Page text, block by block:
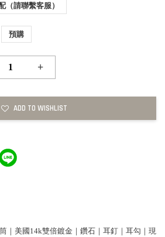
（請聯繫客服）
預購
+
ADD TO WISHLIST
｜美國14k雙倍鍍金｜鑽石｜耳釘｜耳勾｜現